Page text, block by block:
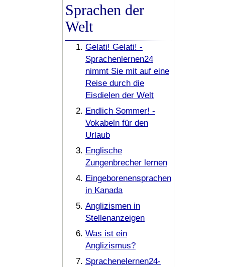
Sprachen der
Welt
Gelati! Gelati! -
Sprachenlernen24
nimmt Sie mit auf eine
Reise durch die
Eisdielen der Welt
Endlich Sommer! -
Vokabeln für den
Urlaub
Englische
Zungenbrecher lernen
Eingeborenensprachen
in Kanada
Anglizismen in
Stellenanzeigen
Was ist ein
Anglizismus?
Sprachenelernen24-